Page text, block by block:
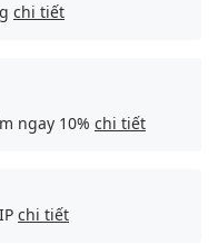
chi tiết
ngay 10% chi tiết
chi tiết